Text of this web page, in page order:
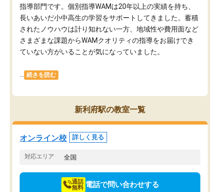
指導部門です。個別指導WAMは20年以上の実績を持ち、
長いあいだ小中高生の学習をサポートしてきました。蓄積
されたノウハウは計り知れない一方、地域性や費用面など
さまざまな課題からWAMクオリティの指導をお届けでき
ていない方がいることが気になっていました。
続きを読む
新利府駅の教室一覧
オンライン校 詳しく見る
対応エリア 全国
通話
無料 電話で問い合わせする